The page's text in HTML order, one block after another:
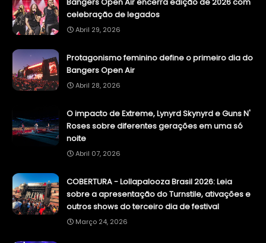
celebração de legados
Abril 29, 2026
Protagonismo feminino define o primeiro dia do
Bangers Open Air
Abril 28, 2026
O impacto de Extreme, Lynyrd Skynyrd e Guns N'
Roses sobre diferentes gerações em uma só
noite
Abril 07, 2026
COBERTURA - Lollapalooza Brasil 2026: Leia
sobre a apresentação do Turnstile, ativações e
outros shows do terceiro dia de festival
Março 24, 2026